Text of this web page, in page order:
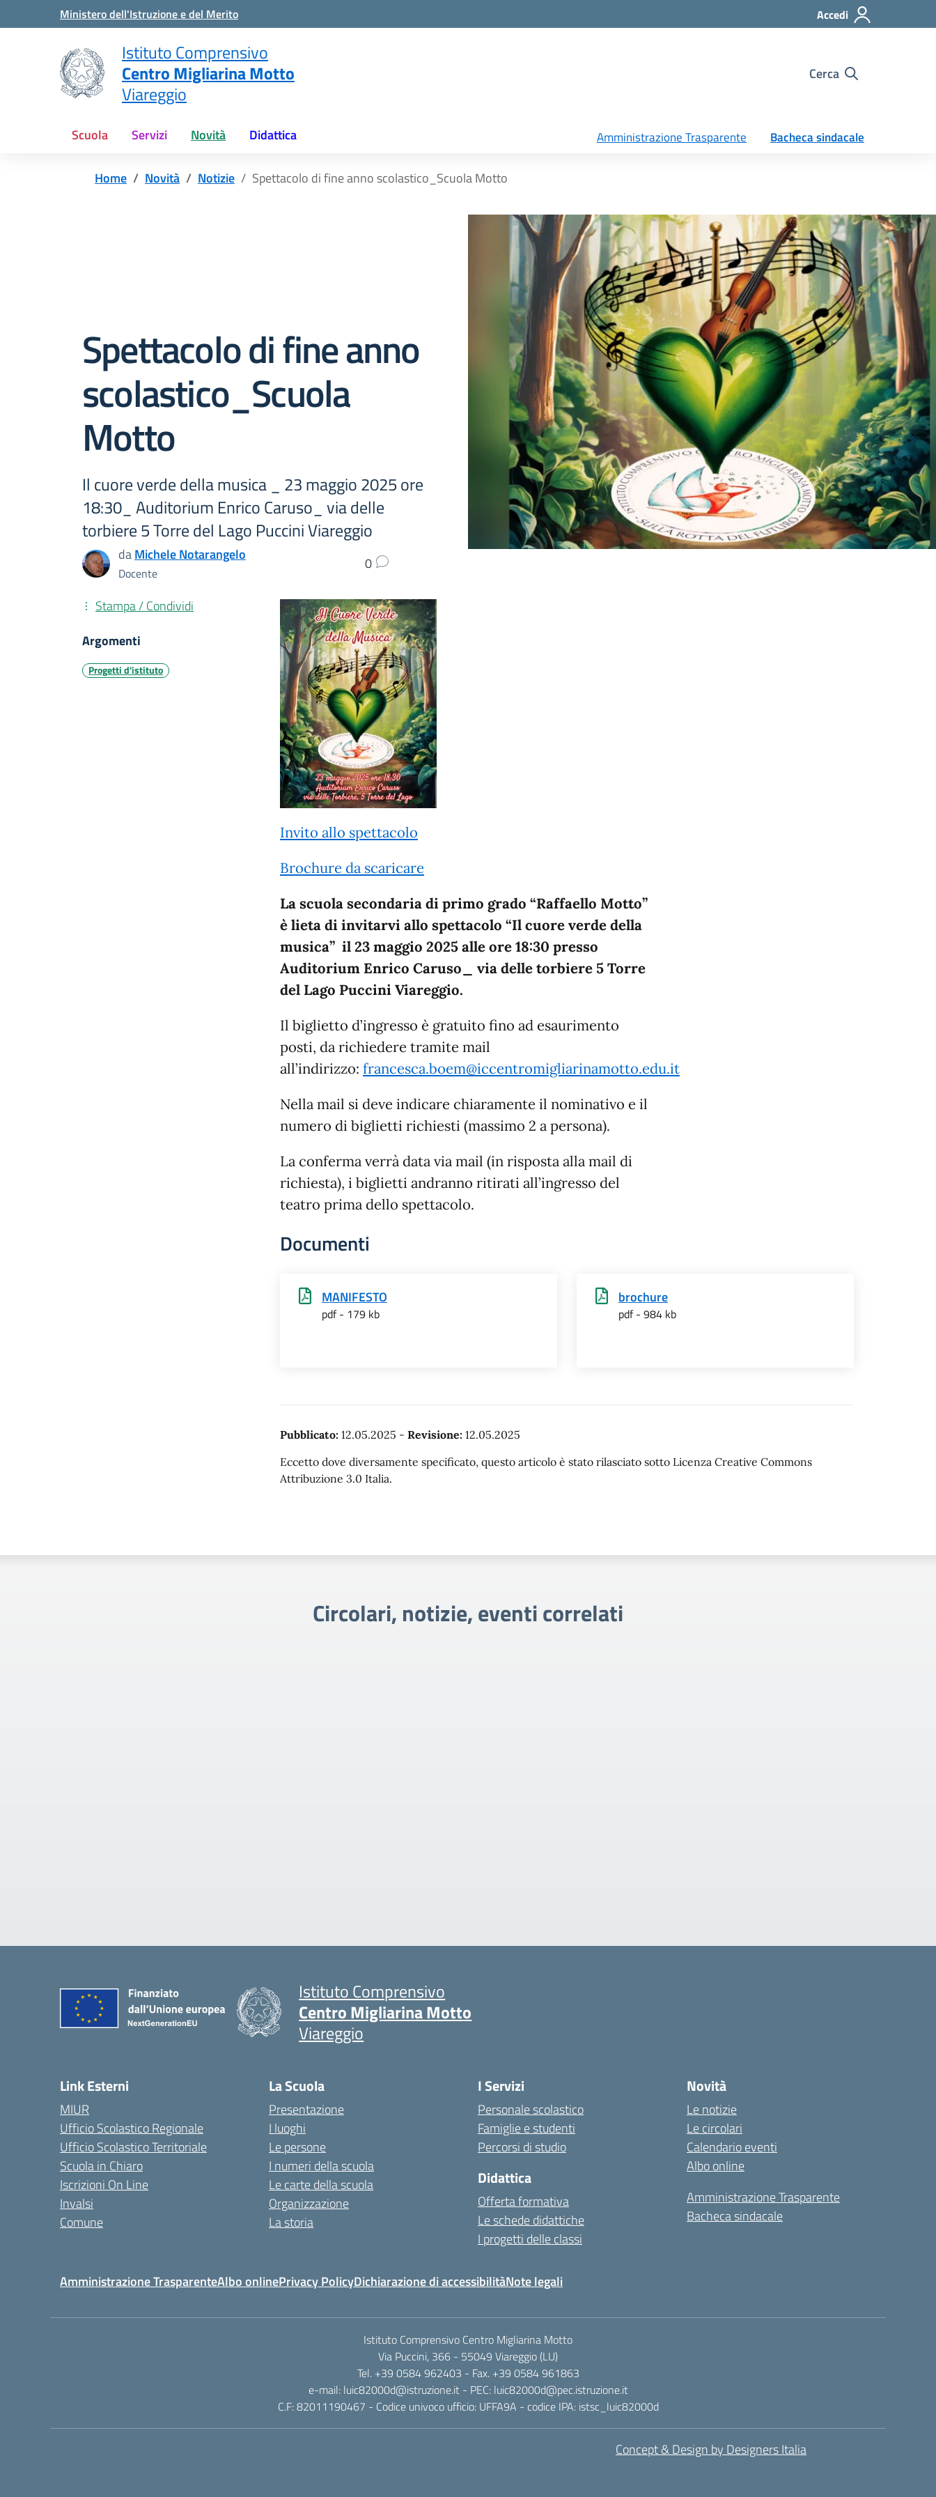
Vai ai contenuti
Vai al menu di navigazione
Ministero dell'Istruzione e del Merito Accedi
Istituto Comprensivo
Centro Migliarina Motto
Viareggio
Cerca
Scuola Servizi Novità Didattica Amministrazione Trasparente Bacheca sindacale
Home Novità Notizie Spettacolo di fine anno scolastico_Scuola Motto
Spettacolo di fine anno
scolastico_Scuola
Motto
Il cuore verde della musica _ 23 maggio 2025 ore
18:30_ Auditorium Enrico Caruso_ via delle
torbiere 5 Torre del Lago Puccini Viareggio
daMichele Notarangelo
Docente
0
Invito allo spettacolo
Brochure da scaricare
La scuola secondaria di primo grado “Raffaello Motto”
è lieta di invitarvi allo spettacolo “Il cuore verde della
musica” il 23 maggio 2025 alle ore 18:30 presso
Auditorium Enrico Caruso_ via delle torbiere 5 Torre
del Lago Puccini Viareggio.
Il biglietto d’ingresso è gratuito fino ad esaurimento
posti, da richiedere tramite mail
all’indirizzo: francesca.boem@iccentromigliarinamotto.edu.it
Nella mail si deve indicare chiaramente il nominativo e il
numero di biglietti richiesti (massimo 2 a persona).
La conferma verrà data via mail (in risposta alla mail di
richiesta), i biglietti andranno ritirati all’ingresso del
teatro prima dello spettacolo.
Documenti
MANIFESTO
pdf - 179 kb
brochure
pdf - 984 kb
Pubblicato: 12.05.2025 - Revisione: 12.05.2025
Eccetto dove diversamente specificato, questo articolo è stato rilasciato sotto Licenza Creative Commons
Attribuzione 3.0 Italia.
Stampa / Condividi
Argomenti
Progetti d'istituto
Circolari, notizie, eventi correlati
Istituto Comprensivo
Centro Migliarina Motto
Viareggio
Link Esterni
MIUR
Ufficio Scolastico Regionale
Ufficio Scolastico Territoriale
Scuola in Chiaro
Iscrizioni On Line
Invalsi
Comune
La Scuola
Presentazione
I luoghi
Le persone
I numeri della scuola
Le carte della scuola
Organizzazione
La storia
I Servizi
Personale scolastico
Famiglie e studenti
Percorsi di studio
Didattica
Offerta formativa
Le schede didattiche
I progetti delle classi
Novità
Le notizie
Le circolari
Calendario eventi
Albo online
Amministrazione Trasparente
Bacheca sindacale
Amministrazione TrasparenteAlbo onlinePrivacy PolicyDichiarazione di accessibilitàNote legali
Istituto Comprensivo Centro Migliarina Motto
Via Puccini, 366 - 55049 Viareggio (LU)
Tel. +39 0584 962403 - Fax. +39 0584 961863
e-mail: luic82000d@istruzione.it - PEC: luic82000d@pec.istruzione.it
C.F: 82011190467 - Codice univoco ufficio: UFFA9A - codice IPA: istsc_luic82000d
Concept & Design by Designers Italia